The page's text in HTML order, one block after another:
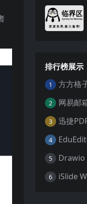
排行榜展示
1
2
3
4
5
6